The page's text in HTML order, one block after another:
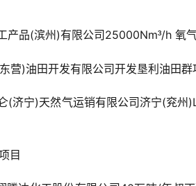
产品(滨州)有限公司25000Nm³/h 氧
营)油田开发有限公司开发垦利油田
(济宁)天然气运销有限公司济宁(兖
目